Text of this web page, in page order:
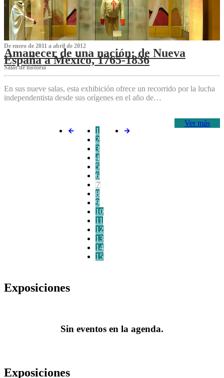
De enero de 2011 a abril de 2012
Amanecer de una nación: de Nueva
España a México, 1765-1836
Salas de historia
En sus nueve salas, esta exhibición ofrece un recorrido por la lucha
independentista desde sus orígenes en el año de…
Ver más
1
2
3
4
5
6
7
8
9
10
11
12
13
14
15
Exposiciones
Sin eventos en la agenda.
Exposiciones